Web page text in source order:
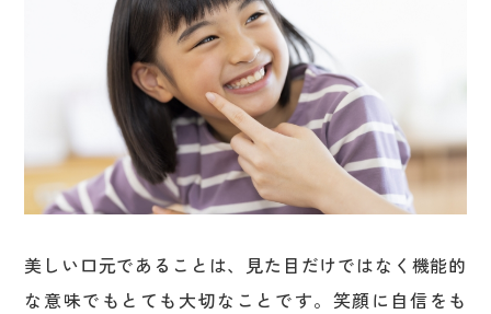
美しい口元であることは、見た目だけではなく機能的
な意味でもとても大切なことです。笑顔に自信をも